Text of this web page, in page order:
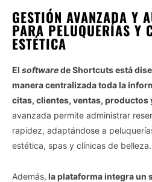
GESTIÓN AVANZADA Y
PARA PELUQUERÍAS Y
ESTÉTICA
El softwarede Shortcuts está
manera centralizada toda la
citas, clientes, ventas, productos
avanzada permite administrar
rapidez, adaptándose a
estética, spas y clínicas de belleza.
Además, la plataforma integra un